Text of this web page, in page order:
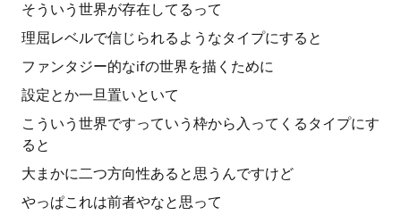
そういう世界が存在してるって
理屈レベルで信じられるようなタイプにすると
ファンタジー的なifの世界を描くために
設定とか一旦置いといて
こういう世界ですっていう枠から入ってくるタイプにす
ると
大まかに二つ方向性あると思うんですけど
やっぱこれは前者やなと思って